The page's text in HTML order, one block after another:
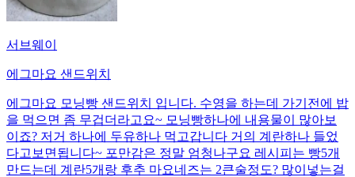
서브웨이
에그마요 샌드위치
에그마요 모닝빵 샌드위치 입니다. 수영을 하는데 가기전에 밥
을 먹으면 좀 무겁더라고요~ 모닝빵하나에 내용물이 많아보
이죠? 저거 하나에 두유하나 먹고갑니다 거의 계란하나 들었
다고보면됩니다~ 포만감은 정말 엄청나구요 레시피는 빵5개
만드는데 계란5개랑 후추 마요네즈는 2큰술정도? 많이넣는걸